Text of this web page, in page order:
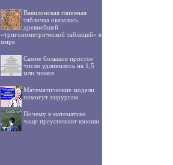
Вавилонская глиняная
табличка оказалась
древнейшей
«тригонометрической таблицей» в
мире
Самое большое простое
число удлинилось на 1,5
млн знаков
Математические модели
помогут хирургам
Почему в математике
чаще преуспевают юноши